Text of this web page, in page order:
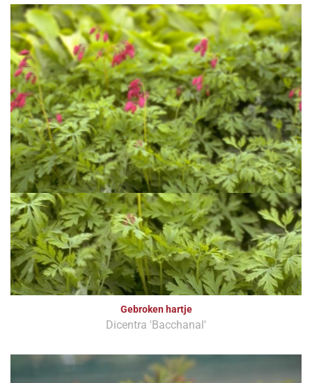
Gebroken hartje
Dicentra 'Bacchanal'